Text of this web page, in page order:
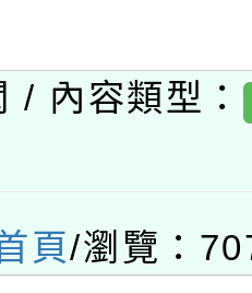
年70歲以
座「吃得安
年度第2次
專業研習
人工智慧
內容類型：
頁/瀏覽：